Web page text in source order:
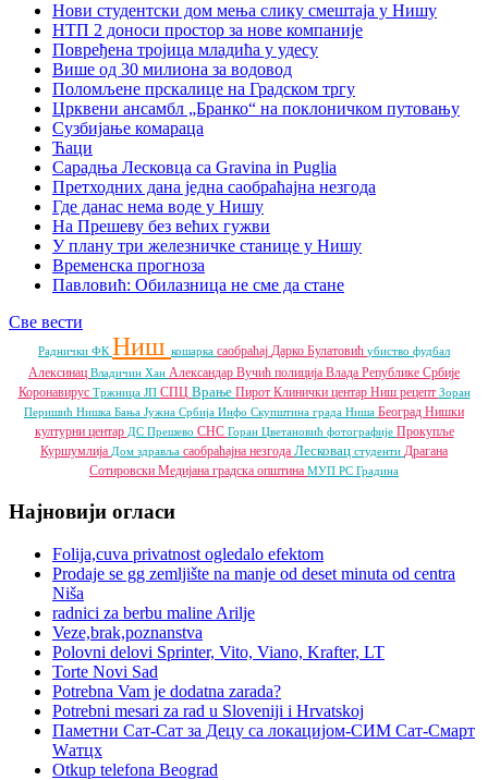
Нови студентски дом мења слику смештаја у Нишу
НТП 2 доноси простор за нове компаније
Повређена тројица младића у удесу
Више од 30 милиона за водовод
Поломљене прскалице на Градском тргу
Црквени ансамбл „Бранко“ на поклоничком путовању
Сузбијање комараца
Ћаци
Сарадња Лесковца са Gravina in Puglia
Претходних дана једна саобраћајна незгода
Где данас нема воде у Нишу
На Прешеву без већих гужви
У плану три железничке станице у Нишу
Временска прогноза
Павловић: Обилазница не сме да стане
Све вести
Раднички ФК Ниш кошарка саобраћај Дарко Булатовић убиство фудбал
Алексинац Владичин Хан Александар Вучић полиција Влада Републике Србије
Коронавирус Тржница ЈП СПЦ Врање Пирот Клинички центар Ниш рецепт Зоран
Перишић Нишка Бања Јужна Србија Инфо Скупштина града Ниша Београд Нишки
културни центар ДС Прешево СНС Горан Цветановић фотографије Прокупље
Куршумлија Дом здравља саобраћајна незгода Лесковац студенти Драгана
Сотировски Медијана градска општина МУП РС Градина
Најновији огласи
Folija,cuva privatnost ogledalo efektom
Prodaje se gg zemljište na manje od deset minuta od centra
Niša
radnici za berbu maline Arilje
Veze,brak,poznanstva
Polovni delovi Sprinter, Vito, Viano, Krafter, LT
Torte Novi Sad
Potrebna Vam je dodatna zarada?
Potrebni mesari za rad u Sloveniji i Hrvatskoj
Паметни Сат-Сат за Децу са локацијом-СИМ Сат-Смарт
Wатцх
Otkup telefona Beograd